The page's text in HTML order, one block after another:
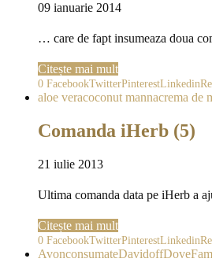
09 ianuarie 2014
… care de fapt insumeaza doua
Citește mai mult
0 FacebookTwitterPinterestLinkedin
aloe veracoconut mannacrema de
Comanda iHerb (5)
21 iulie 2013
Ultima comanda data pe iHerb a
Citește mai mult
0 FacebookTwitterPinterestLinkedin
AvonconsumateDavidoffDove